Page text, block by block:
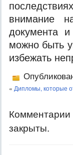
внимание
документа
можно быть
избежать
« Дипломы, которые
закрыты.